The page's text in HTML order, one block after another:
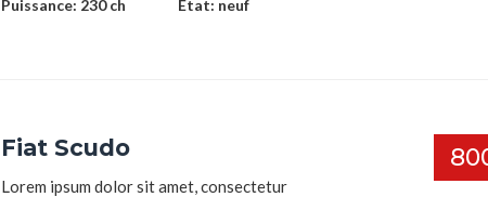
Puissance: 230 ch État: neuf
Fiat Scudo
Lorem ipsum dolor sit amet, consectetur